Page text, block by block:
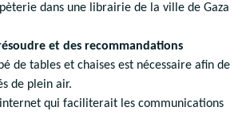
dans une librairie de la ville de Gaza
et des recommandations
de tables et chaises est nécessaire afin de
de plein air.
qui faciliterait les communications